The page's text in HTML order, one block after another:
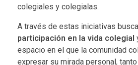
colegiales y colegialas.
A través de estas iniciativas
participación en la vida colegial
espacio en el que la comunidad
expresar su mirada personal,